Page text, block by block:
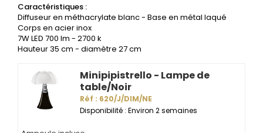
Caractéristiques :
Diffuseur en méthacrylate blanc - Base en métal laqué
Corps en acier inox
7W LED 700 lm - 2700 k
Hauteur 35 cm - diamètre 27 cm
Minipipistrello - Lampe de
table/Noir
Réf : 620/J/DIM/NE
Disponibilité : Environ 2 semaines